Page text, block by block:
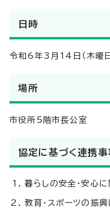
日時
令和6年3月14日（木曜
場所
市役所5階市長公室
協定に基づく連携事
暮らしの安全・安心に
教育・スポーツの振